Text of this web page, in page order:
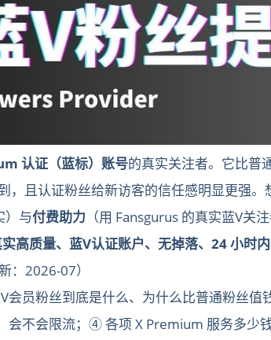
认证（蓝标）账号的真实关注者。它比普
且认证粉丝给新访客的信任感明显更强。
）与付费助力 （用 Fansgurus 的真实蓝V关
质量、蓝V认证账户、无掉落、24 小时内
：2026-07）
员粉丝到底是什么、为什么比普通粉丝
不会限流；④ 各项 X Premium 服务多少